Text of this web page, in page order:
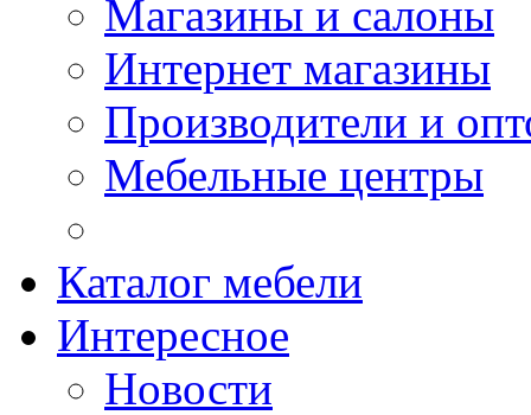
Магазины и салоны
Интернет магазины
Производители и
Мебельные центры
Каталог мебели
Интересное
Новости